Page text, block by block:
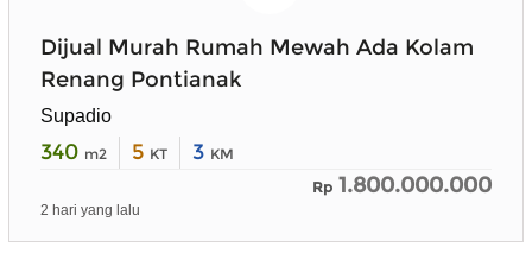
Dijual Murah Rumah Mewah Ada Kolam
Renang Pontianak
Supadio
340 m2 5 KT 3 KM
Rp 1.800.000.000
2 hari yang lalu